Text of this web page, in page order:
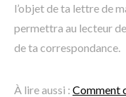
l’objet de ta lettre de
permettra au lecteur
de ta correspondance.
À lire aussi : Comment